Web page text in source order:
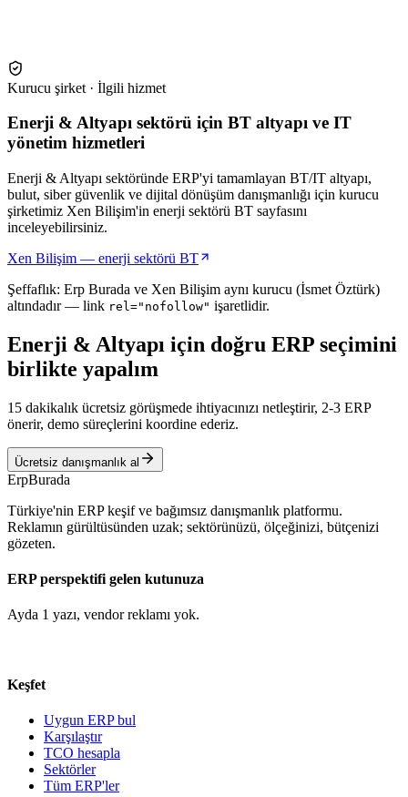
Kurucu şirket · İlgili hizmet
Enerji & Altyapı sektörü için BT altyapı ve IT
yönetim hizmetleri
Enerji & Altyapı sektöründe ERP'yi tamamlayan BT/IT altyapı,
bulut, siber güvenlik ve dijital dönüşüm danışmanlığı için kurucu
şirketimiz Xen Bilişim'in enerji sektörü BT sayfasını
inceleyebilirsiniz.
Xen Bilişim — enerji sektörü BT
Şeffaflık: Erp Burada ve Xen Bilişim aynı kurucu (İsmet Öztürk)
altındadır — link rel="nofollow" işaretlidir.
Enerji & Altyapı için doğru ERP seçimini
birlikte yapalım
15 dakikalık ücretsiz görüşmede ihtiyacınızı netleştirir, 2-3 ERP
önerir, demo süreçlerini koordine ederiz.
Ücretsiz danışmanlık al
ErpBurada
Türkiye'nin ERP keşif ve bağımsız danışmanlık platformu.
Reklamın gürültüsünden uzak; sektörünüzü, ölçeğinizi, bütçenizi
gözeten.
ERP perspektifi gelen kutunuza
Ayda 1 yazı, vendor reklamı yok.
Keşfet
Uygun ERP bul
Karşılaştır
TCO hesapla
Sektörler
Tüm ERP'ler